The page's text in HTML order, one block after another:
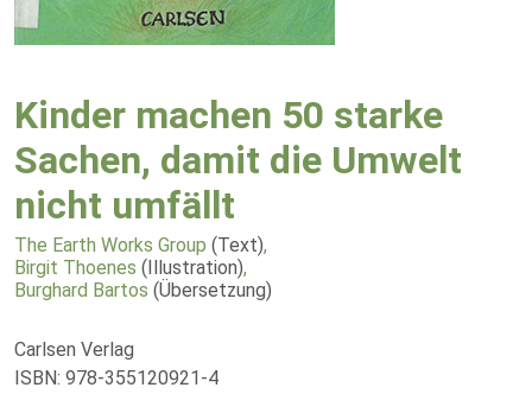
Kinder machen 50 starke
Sachen, damit die Umwelt
nicht umfällt
The Earth Works Group (Text),
Birgit Thoenes (Illustration),
Burghard Bartos (Übersetzung)
Carlsen Verlag
ISBN: 978-355120921-4